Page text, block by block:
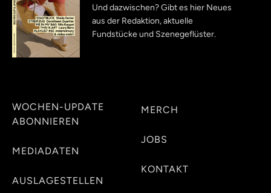
Und dazwischen? Gibt es hier Neues
aus der Redaktion, aktuelle
Fundstücke und Szenegeflüster.
WOCHEN-UPDATE
ABONNIEREN
MEDIADATEN
AUSLAGESTELLEN
MERCH
JOBS
KONTAKT